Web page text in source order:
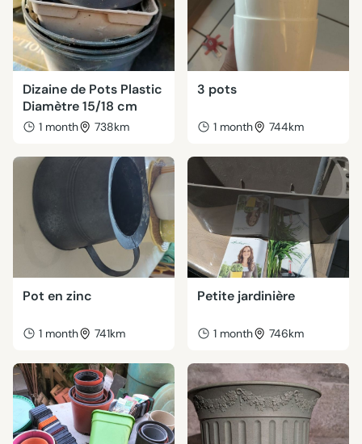
Dizaine de Pots Plastic
Diamètre 15/18 cm
1 month 738km
3 pots
1 month 744km
Pot en zinc
1 month 741km
Petite jardinière
1 month 746km